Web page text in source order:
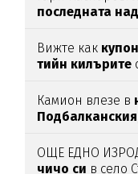
последната
Вижте как
тийн килърите
Камион влезе в
ОЩЕ ЕДНО
чичо си в село